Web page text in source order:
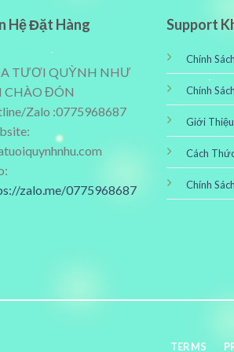
Hệ Đặt Hàng
TƯƠI QUỲNH NHƯ
CHÀO ĐÓN
Zalo :0775968687
zalo.me/0775968687
Support
Chính
Chính
Giới
Cách
Chính
TERMS